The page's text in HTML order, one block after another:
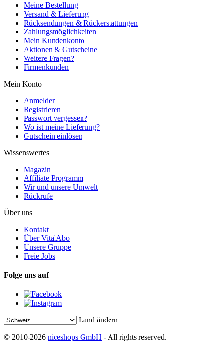
Meine Bestellung
Versand & Lieferung
Rücksendungen & Rückerstattungen
Zahlungsmöglichkeiten
Mein Kundenkonto
Aktionen & Gutscheine
Weitere Fragen?
Firmenkunden
Mein Konto
Anmelden
Registrieren
Passwort vergessen?
Wo ist meine Lieferung?
Gutschein einlösen
Wissenswertes
Magazin
Affiliate Programm
Wir und unsere Umwelt
Rückrufe
Über uns
Kontakt
Über VitalAbo
Unsere Gruppe
Freie Jobs
Folge uns auf
Land ändern
© 2010-2026 niceshops GmbH - All rights reserved.